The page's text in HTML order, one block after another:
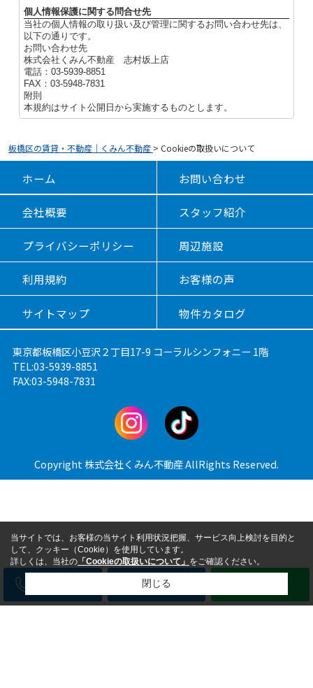
個人情報保護に関する問合せ先
当社の個人情報の取り扱い及び管理に関するお問い合わせ先は、
以下の通りです。
お問い合わせ先
株式会社くみん不動産 志村坂上店
電話：03-5939-8851
FAX：03-5948-7831
附則
本規約はサイト公開日から実施するものとします。
板橋区の賃貸・不動産｜くみん不動産 > Cookieの取扱いについて
ホーム お問い合わせ
会社概要 スタッフ紹介
プライバシーポリシー 周辺施設
利用規約 お客様の声
サイトマップ 物件カタログ
東京都板橋区小豆沢２丁目17-9 コーラルシンフォニー 1階
TEL:03-5939-8851
FAX:03-5948-7831
Copyright 株式会社くみん不動産 AllRights Reserved.
メール
当サイトでは、お客様の当サイト利用状況把握、サービス向上検討を目的と
して、クッキー（Cookie）を使用しています。
詳しくは、当社の 「Cookieの取扱いについて」 をご確認ください。
閉じる